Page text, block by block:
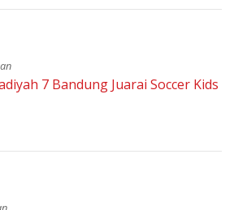
7 Bandung Juarai Soccer Kids